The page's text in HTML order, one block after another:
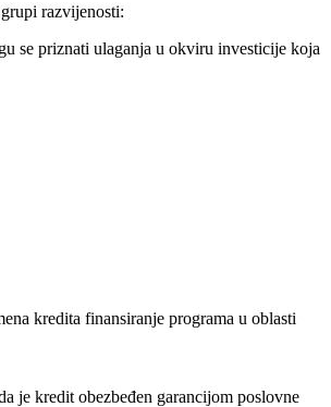
razvijenosti:
se priznati ulaganja u okviru investicije koja
kredita finansiranje programa u oblasti
je kredit obezbeđen garancijom poslovne